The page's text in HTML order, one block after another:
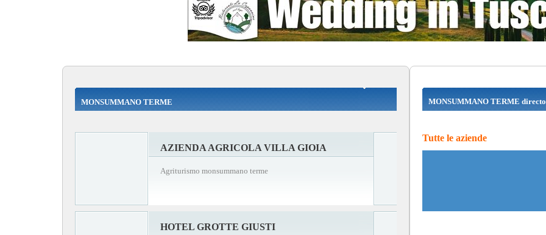
MONSUMMANO TERME
AZIENDA AGRICOLA VILLA GIOIA
Agriturismo monsummano terme
HOTEL GROTTE GIUSTI
MONSUMMANO TERME
Tutte le aziende